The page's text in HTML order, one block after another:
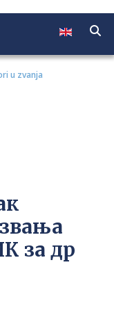
u zvanja
за др